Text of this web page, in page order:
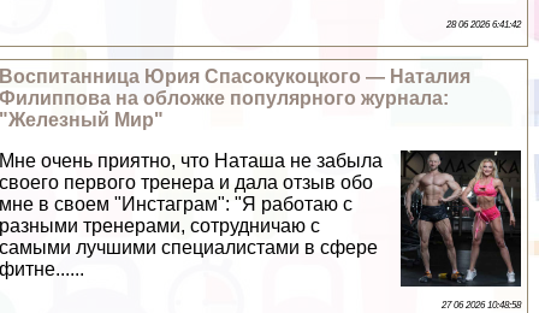
28 06 2026 6:41:42
Воспитанница Юрия Спасокукоцкого — Наталия
Филиппова на обложке популярного журнала:
"Железный Мир"
Мне очень приятно, что Наташа не забыла
своего первого тренера и дала отзыв обо
мне в своем "Инстаграм": "Я работаю с
разными тренерами, сотрудничаю с
самыми лучшими специалистами в сфере
фитне......
27 06 2026 10:48:58